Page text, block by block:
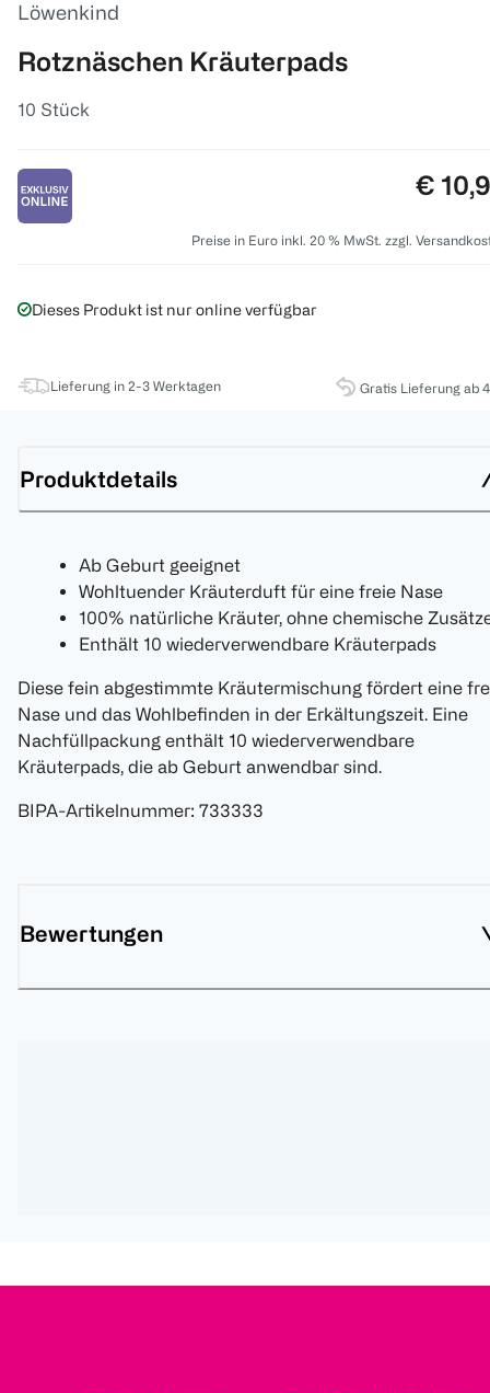
Löwenkind
Rotznäschen Kräuterpads
10 Stück
Preis:
€
Preise in Euro inkl. 20 % MwSt. zzgl.
Dieses Produkt ist nur online verfügbar
Lieferung in 2-3 Werktagen Gratis Lieferung ab
Produktdetails
Ab Geburt geeignet
Wohltuender Kräuterduft für eine freie Nase
100% natürliche Kräuter, ohne chemische
Enthält 10 wiederverwendbare Kräuterpads
Diese fein abgestimmte Kräutermischung fördert eine
Nase und das Wohlbefinden in der Erkältungszeit. Eine
Nachfüllpackung enthält 10 wiederverwendbare
Kräuterpads, die ab Geburt anwendbar sind.
BIPA-Artikelnummer: 733333
Bewertungen